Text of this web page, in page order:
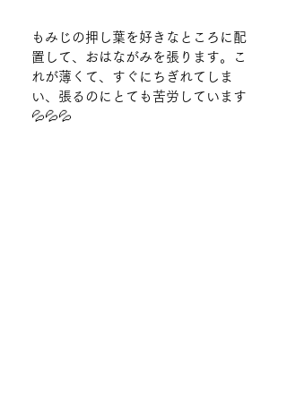
もみじの押し葉を好きなところに配
置して、おはながみを張ります。こ
れが薄くて、すぐにちぎれてしま
い、張るのにとても苦労しています
💦💦💦